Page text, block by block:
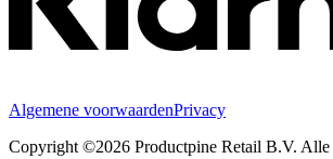
Algemene voorwaardenPrivacy
Copyright ©2026 Productpine Retail B.V. Alle